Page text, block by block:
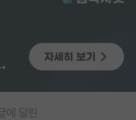
에 달린